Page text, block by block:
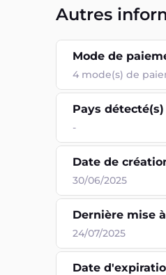
Autres
Mode de
4 mode(s) de
Pays détecté(s)
-
Date de
30/06/2025
Dernière mise
24/07/2025
Date